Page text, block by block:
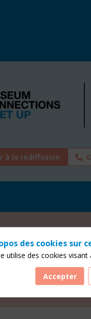
à la rediffusion
Strategy
des cookies sur
utilise des cookies
Accepter